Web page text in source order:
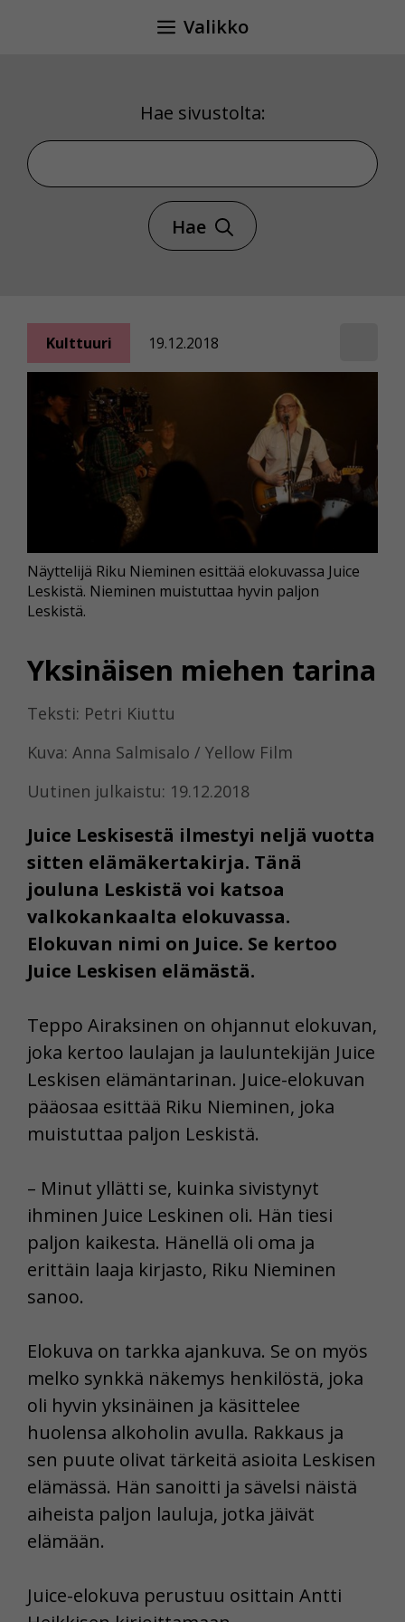
Valikko
Hae sivustolta:
Hae sivustolta
Hae
Kulttuuri 19.12.2018
Yksinäisen miehen tarina
Teksti: Petri Kiuttu
Kuva: Anna Salmisalo / Yellow Film
Uutinen julkaistu: 19.12.2018
Juice Leskisestä ilmestyi neljä vuotta
sitten elämäkertakirja. Tänä
jouluna Leskistä voi katsoa
valkokankaalta elokuvassa.
Elokuvan nimi on Juice. Se kertoo
Juice Leskisen elämästä.
Näyttelijä Riku Nieminen esittää elokuvassa Juice
Leskistä. Nieminen muistuttaa hyvin paljon
Leskistä.
Teppo Airaksinen on ohjannut elokuvan,
joka kertoo laulajan ja lauluntekijän Juice
Leskisen elämäntarinan. Juice-elokuvan
pääosaa esittää Riku Nieminen, joka
muistuttaa paljon Leskistä.
– Minut yllätti se, kuinka sivistynyt
ihminen Juice Leskinen oli. Hän tiesi
paljon kaikesta. Hänellä oli oma ja
erittäin laaja kirjasto, Riku Nieminen
sanoo.
Elokuva on tarkka ajankuva. Se on myös
melko synkkä näkemys henkilöstä, joka
oli hyvin yksinäinen ja käsittelee
huolensa alkoholin avulla. Rakkaus ja
sen puute olivat tärkeitä asioita Leskisen
elämässä. Hän sanoitti ja sävelsi näistä
aiheista paljon lauluja, jotka jäivät
elämään.
Juice-elokuva perustuu osittain Antti